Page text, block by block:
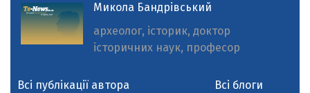
Микола Бандрівський
археолог, історик, доктор
історичних наук, професор
Всі публікації автора Всі блоги